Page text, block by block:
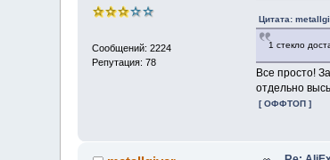
Сообщений: 2224
Репутация: 78
Цитата:
1 стекло
Все просто!
отдельно
[ ОФФТОП ]